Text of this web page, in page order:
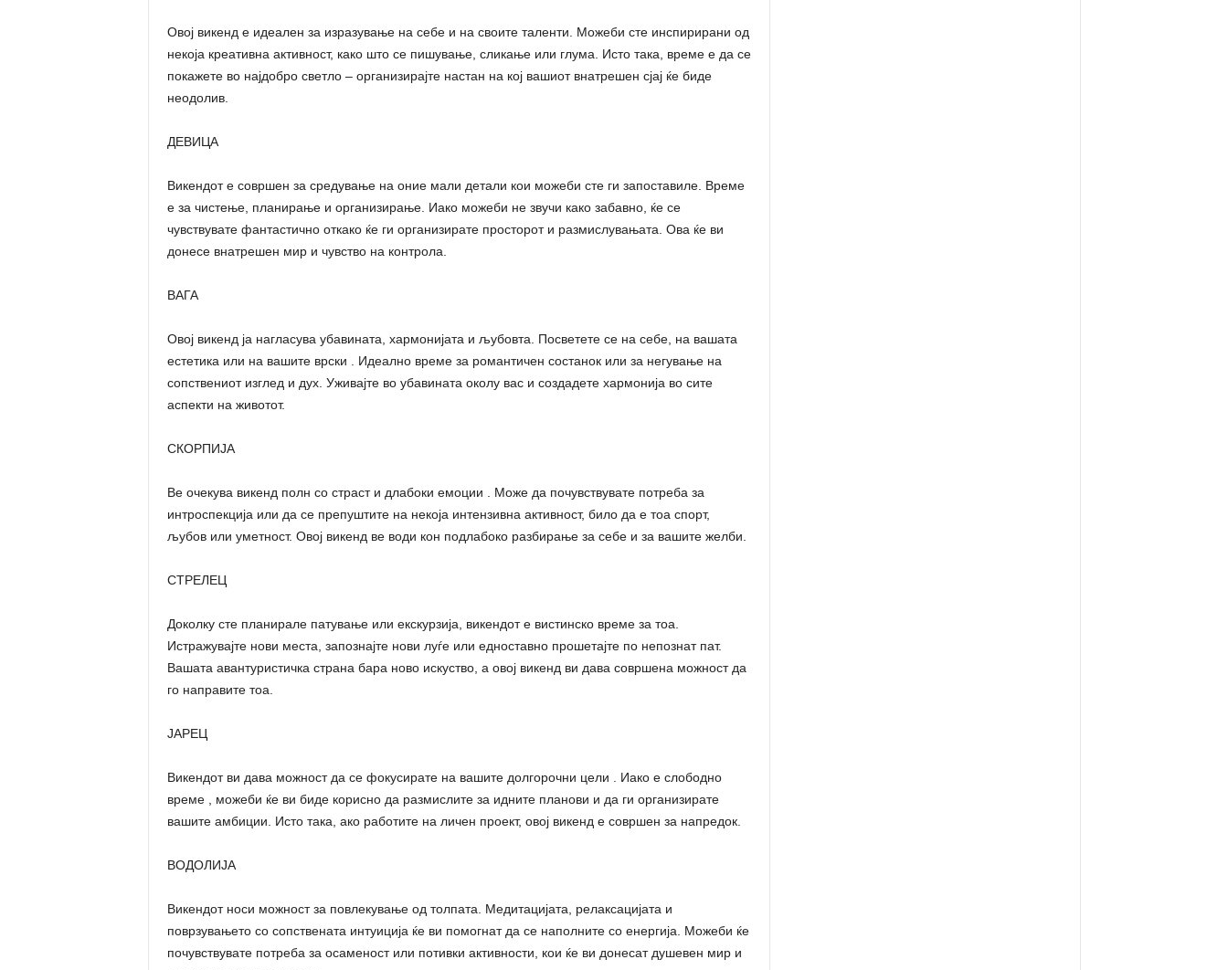
Овој викенд е идеален за изразување на себе и на своите таленти. Можеби сте инспирирани од
некоја креативна активност, како што се пишување, сликање или глума. Исто така, време е да се
покажете во најдобро светло – организирајте настан на кој вашиот внатрешен сјај ќе биде
неодолив.
ДЕВИЦА
Викендот е совршен за средување на оние мали детали кои можеби сте ги запоставиле. Време
е за чистење, планирање и организирање. Иако можеби не звучи како забавно, ќе се
чувствувате фантастично откако ќе ги организирате просторот и размислувањата. Ова ќе ви
донесе внатрешен мир и чувство на контрола.
ВАГА
Овој викенд ја нагласува убавината, хармонијата и љубовта. Посветете се на себе, на вашата
естетика или на вашите врски . Идеално време за романтичен состанок или за негување на
сопствениот изглед и дух. Уживајте во убавината околу вас и создадете хармонија во сите
аспекти на животот.
СКОРПИЈА
Ве очекува викенд полн со страст и длабоки емоции . Може да почувствувате потреба за
интроспекција или да се препуштите на некоја интензивна активност, било да е тоа спорт,
љубов или уметност. Овој викенд ве води кон подлабоко разбирање за себе и за вашите желби.
СТРЕЛЕЦ
Доколку сте планирале патување или екскурзија, викендот е вистинско време за тоа.
Истражувајте нови места, запознајте нови луѓе или едноставно прошетајте по непознат пат.
Вашата авантуристичка страна бара ново искуство, а овој викенд ви дава совршена можност да
го направите тоа.
ЈАРЕЦ
Викендот ви дава можност да се фокусирате на вашите долгорочни цели . Иако е слободно
време , можеби ќе ви биде корисно да размислите за идните планови и да ги организирате
вашите амбиции. Исто така, ако работите на личен проект, овој викенд е совршен за напредок.
ВОДОЛИЈА
Викендот носи можност за повлекување од толпата. Медитацијата, релаксацијата и
поврзувањето со сопствената интуиција ќе ви помогнат да се наполните со енергија. Можеби ќе
почувствувате потреба за осаменост или потивки активности, кои ќе ви донесат душевен мир и